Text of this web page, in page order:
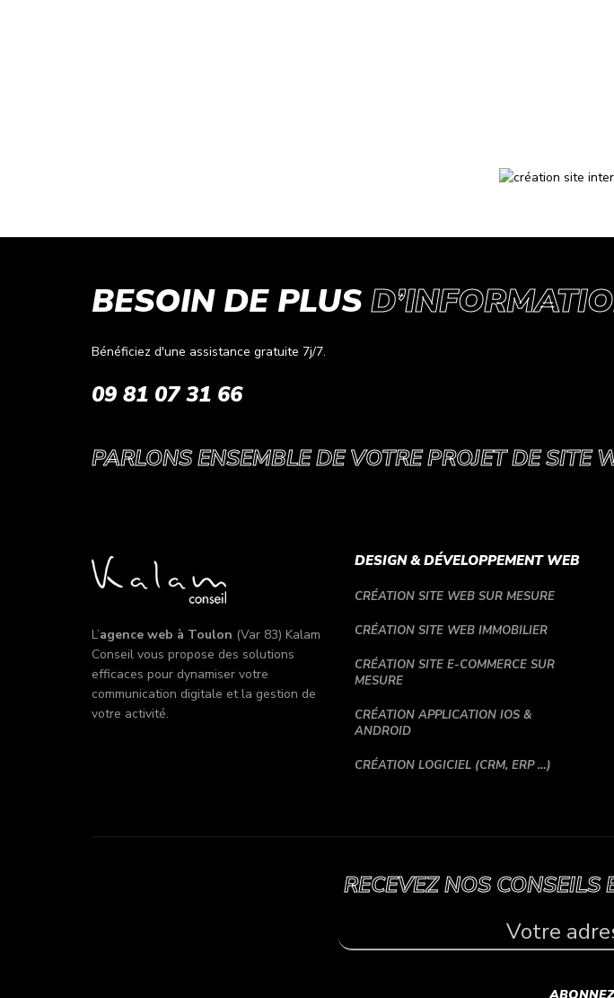
BESOIN DE PLUS
Bénéficiez d'une assistance gratuite 7j/7.
09 81 07 31 66
PARLONS ENSEMBLE DE VOTRE PROJET DE SITE
L’agence web à Toulon (Var 83) Kalam
Conseil vous propose des solutions
efficaces pour dynamiser votre
communication digitale et la gestion de
votre activité.
DESIGN & DÉVELOPPEMENT WEB
CRÉATION SITE WEB SUR MESURE
CRÉATION SITE WEB IMMOBILIER
CRÉATION SITE E-COMMERCE SUR
MESURE
CRÉATION APPLICATION IOS &
ANDROID
CRÉATION LOGICIEL (CRM, ERP …)
RECEVEZ NOS CONSEILS